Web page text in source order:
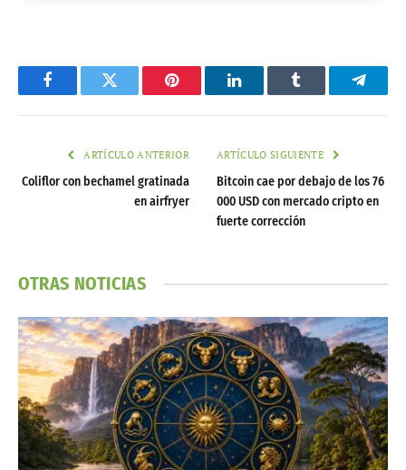
FacebookTwitter Pinterest LinkedInTumblr
ARTÍCULO ANTERIOR
Coliflor con bechamel gratinada
en airfryer
ARTÍCULO SIGUIENTE
Bitcoin cae por debajo de los 76
000 USD con mercado cripto en
fuerte corrección
OTRAS NOTICIAS